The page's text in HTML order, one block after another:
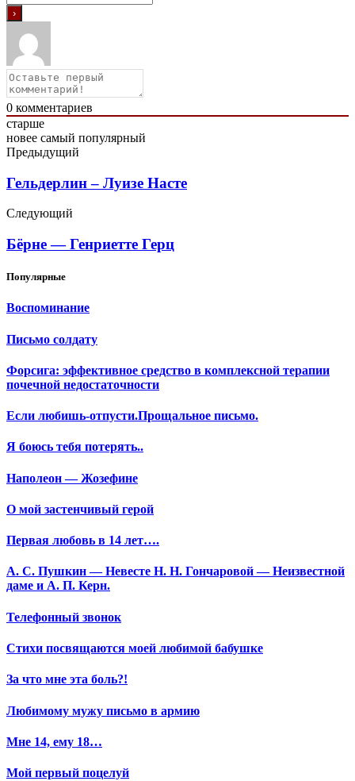
0 комментариев
старше
новее самый популярный
Предыдущий
Гельдерлин – Луизе Насте
Следующий
Бёрне — Генриетте Герц
Популярные
Воспоминание
Письмо солдату
Форсига: эффективное средство в комплексной терапии
почечной недостаточности
Если любишь-отпусти.Прощальное письмо.
Я боюсь тебя потерять..
Наполеон — Жозефине
О мой застенчивый герой
Первая любовь в 14 лет….
А. С. Пушкин — Невесте Н. Н. Гончаровой — Неизвестной
даме и А. П. Керн.
Телефонный звонок
Стихи посвящаются моей любимой бабушке
За что мне эта боль?!
Любимому мужу письмо в армию
Мне 14, ему 18…
Мой первый поцелуй